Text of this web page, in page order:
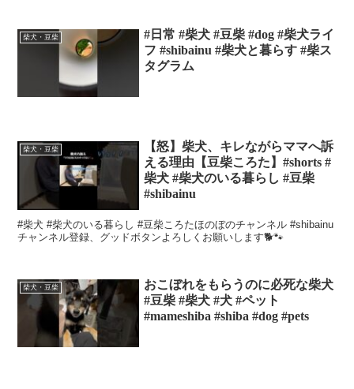
柴犬・豆柴
#日常 #柴犬 #豆柴 #dog #柴犬ライ
フ #shibainu #柴犬と暮らす #柴ス
タグラム
柴犬・豆柴
【怒】柴犬、キレながらママへ訴
える理由【豆柴ころた】#shorts #
柴犬 #柴犬のいる暮らし #豆柴
#shibainu
#柴犬 #柴犬のいる暮らし #豆柴ころたほのぼのチャンネル #shibainu
チャンネル登録、グッドボタンよろしくお願いします🐕🐾
柴犬・豆柴
おこぼれをもらうのに必死な柴犬
#豆柴 #柴犬 #犬 #ペット
#mameshiba #shiba #dog #pets